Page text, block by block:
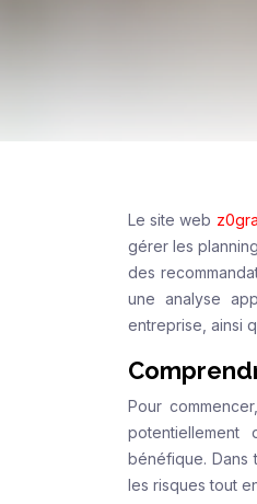
Le site web
gérer les
des
une analyse
entreprise, ainsi
Pour
potentiellement
bénéfique. Dans
les risques tout